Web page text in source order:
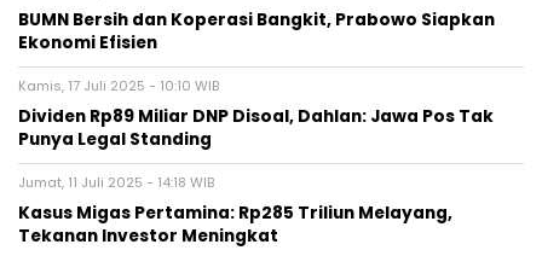
BUMN Bersih dan Koperasi Bangkit, Prabowo Siapkan
Ekonomi Efisien
Kamis, 17 Juli 2025 - 10:10 WIB
Dividen Rp89 Miliar DNP Disoal, Dahlan: Jawa Pos Tak
Punya Legal Standing
Jumat, 11 Juli 2025 - 14:18 WIB
Kasus Migas Pertamina: Rp285 Triliun Melayang,
Tekanan Investor Meningkat